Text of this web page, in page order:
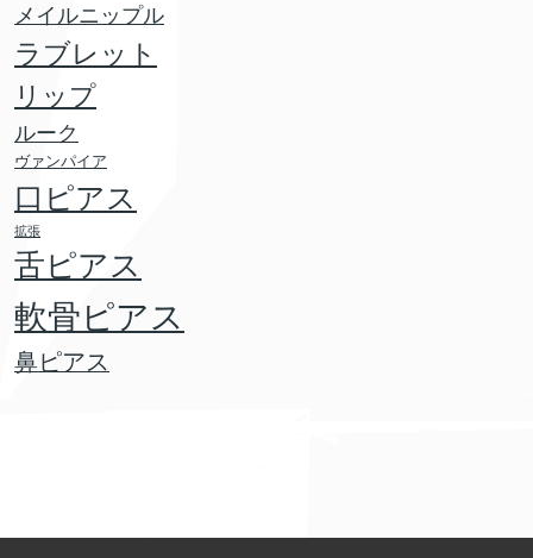
メイルニップル
ラブレット
リップ
ルーク
ヴァンパイア
口ピアス
拡張
舌ピアス
軟骨ピアス
鼻ピアス